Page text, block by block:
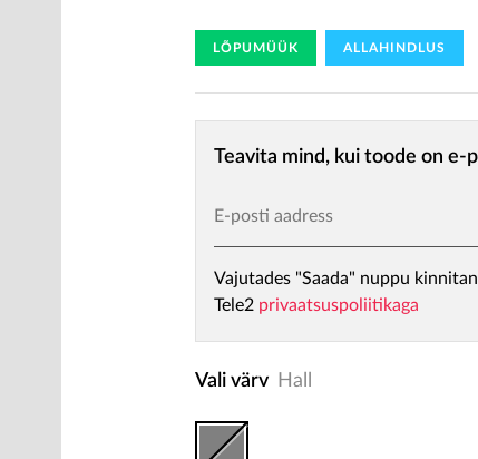
LÕPUMÜÜK ALLAHINDLUS
Teavita mind, kui toode on e-
E-posti aadress
Vajutades "Saada" nuppu
Tele2 privaatsuspoliitikaga
Vali värv Hall